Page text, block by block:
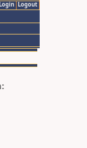
Logout